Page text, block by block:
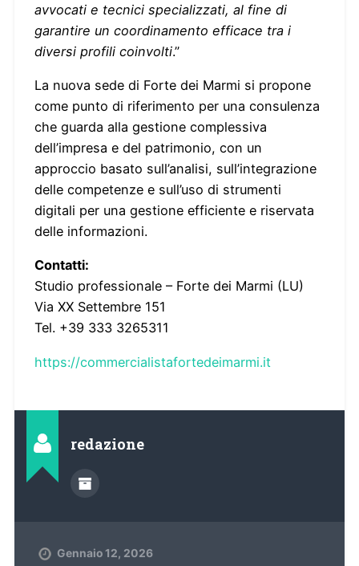
avvocati e tecnici specializzati, al fine di
garantire un coordinamento efficace tra i
diversi profili coinvolti.”
La nuova sede di Forte dei Marmi si propone
come punto di riferimento per una consulenza
che guarda alla gestione complessiva
dell’impresa e del patrimonio, con un
approccio basato sull’analisi, sull’integrazione
delle competenze e sull’uso di strumenti
digitali per una gestione efficiente e riservata
delle informazioni.
Contatti:
Studio professionale – Forte dei Marmi (LU)
Via XX Settembre 151
Tel. +39 333 3265311
https://commercialistafortedeimarmi.it
redazione
Gennaio 12, 2026